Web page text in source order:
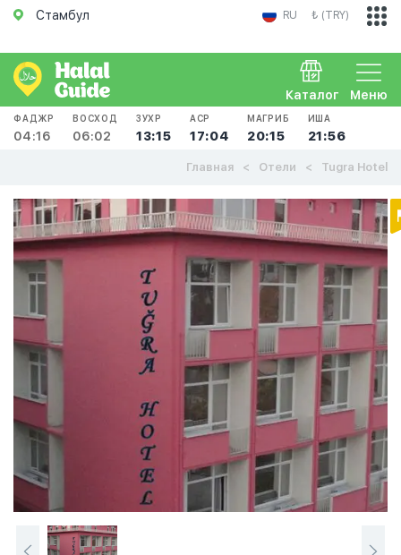
Стамбул RU ₺ (TRY)
Меню
Каталог
ФАДЖР
04:16
ВОСХОД
06:02
ЗУХР
13:15
АСР
17:04
МАГРИБ
20:15
ИША
21:56
Главная Отели Tugra Hotel